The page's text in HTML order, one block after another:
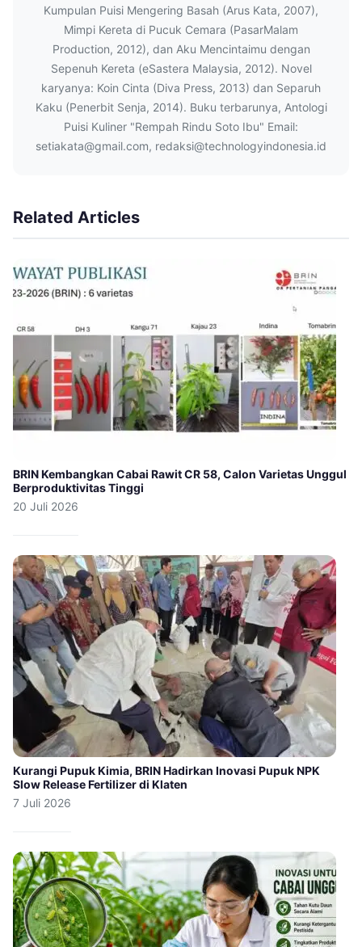
Kumpulan Puisi Mengering Basah (Arus Kata, 2007),
Mimpi Kereta di Pucuk Cemara (PasarMalam
Production, 2012), dan Aku Mencintaimu dengan
Sepenuh Kereta (eSastera Malaysia, 2012). Novel
karyanya: Koin Cinta (Diva Press, 2013) dan Separuh
Kaku (Penerbit Senja, 2014). Buku terbarunya, Antologi
Puisi Kuliner "Rempah Rindu Soto Ibu" Email:
setiakata@gmail.com, redaksi@technologyindonesia.id
Related Articles
BRIN Kembangkan Cabai Rawit CR 58, Calon Varietas Unggul
Berproduktivitas Tinggi
20 Juli 2026
Kurangi Pupuk Kimia, BRIN Hadirkan Inovasi Pupuk NPK
Slow Release Fertilizer di Klaten
7 Juli 2026